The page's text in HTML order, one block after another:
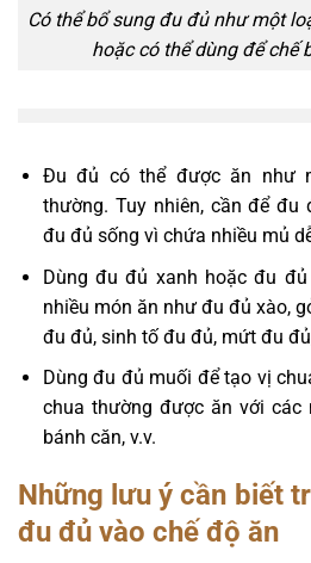
Có thể bổ sung đu đủ như một
hoặc có thể dùng để chế
Đu đủ có thể được ăn như
thường. Tuy nhiên, cần để đu
đu đủ sống vì chứa nhiều mủ
Dùng đu đủ xanh hoặc đu
nhiều món ăn như đu đủ xào,
đu đủ, sinh tố đu đủ, mứt đu
Dùng đu đủ muối để tạo vị
chua thường được ăn với các
bánh căn, v.v.
Những lưu ý cần biết
đu đủ vào chế độ ăn